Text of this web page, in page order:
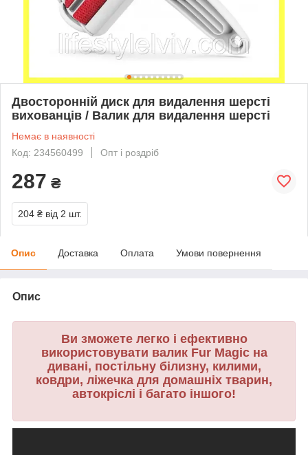
Двосторонній диск для видалення шерсті
вихованців / Валик для видалення шерсті
Немає в наявності
Код: 234560499
Опт і роздріб
287 ₴
204 ₴ від 2 шт.
Опис Доставка Оплата Умови повернення
Опис
Ви зможете легко і ефективно
використовувати валик Fur Magic на
дивані, постільну білизну, килими,
ковдри, ліжечка для домашніх тварин,
автокріслі і багато іншого!